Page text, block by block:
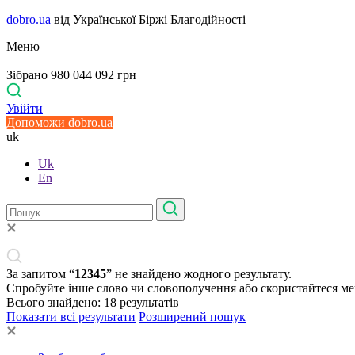
dobro.ua від Української Біржі Благодійності
Меню
Зібрано 980 044 092 грн
Увійти
Допоможи dobro.ua
uk
Uk
En
За запитом “12345” не знайдено жодного результату.
Спробуйте інше слово чи словополучення або скористайтеся
Всього знайдено: 18 результатів
Показати всі результати Розширений пошук